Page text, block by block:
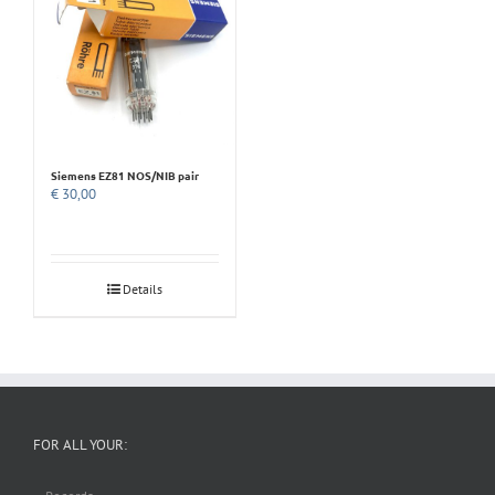
Siemens EZ81 NOS/NIB pair
€ 30,00
Details
FOR ALL YOUR: